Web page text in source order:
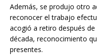
Además, se produjo otro
reconocer el trabajo
acogió a retiro después
década, reconocimiento
presentes.